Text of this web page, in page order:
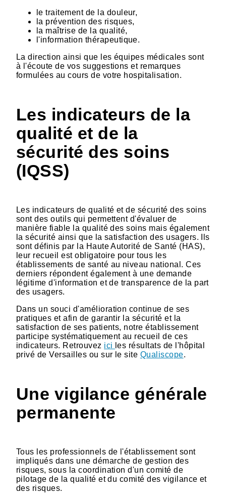
le traitement de la douleur,
la prévention des risques,
la maîtrise de la qualité,
l'information thérapeutique.
La direction ainsi que les équipes médicales sont
à l'écoute de vos suggestions et remarques
formulées au cours de votre hospitalisation.
Les indicateurs de la
qualité et de la
sécurité des soins
(IQSS)
Les indicateurs de qualité et de sécurité des soins
sont des outils qui permettent d'évaluer de
manière fiable la qualité des soins mais également
la sécurité ainsi que la satisfaction des usagers. Ils
sont définis par la Haute Autorité de Santé (HAS),
leur recueil est obligatoire pour tous les
établissements de santé au niveau national. Ces
derniers répondent également à une demande
légitime d'information et de transparence de la part
des usagers.
Dans un souci d'amélioration continue de ses
pratiques et afin de garantir la sécurité et la
satisfaction de ses patients, notre établissement
participe systématiquement au recueil de ces
indicateurs. Retrouvez ici les résultats de l'hôpital
privé de Versailles ou sur le site Qualiscope.
Une vigilance générale
permanente
Tous les professionnels de l'établissement sont
impliqués dans une démarche de gestion des
risques, sous la coordination d'un comité de
pilotage de la qualité et du comité des vigilance et
des risques.